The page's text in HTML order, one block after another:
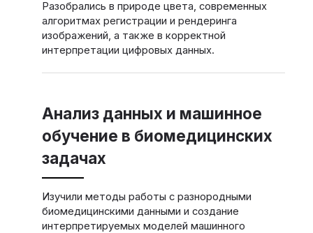
Разобрались в природе цвета, современных
алгоритмах регистрации и рендеринга
изображений, а также в корректной
интерпретации цифровых данных.
Анализ данных и машинное
обучение в биомедицинских
задачах
Изучили методы работы с разнородными
биомедицинскими данными и создание
интерпретируемых моделей машинного